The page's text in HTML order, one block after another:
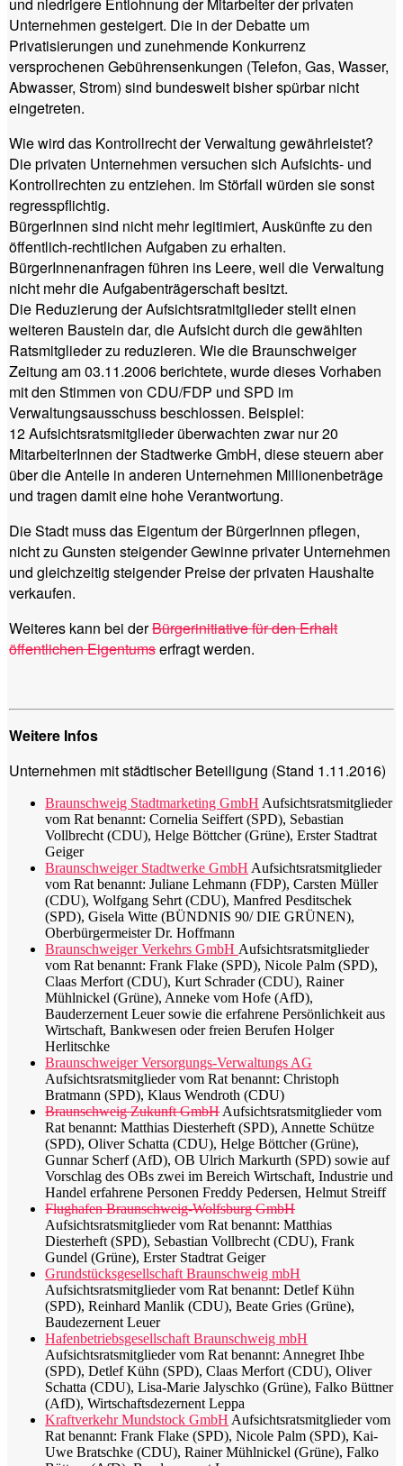
Unternehmen gesteigert. Die in der Debatte um
Privatisierungen und zunehmende Konkurrenz
versprochenen Gebührensenkungen (Telefon, Gas, Wasser,
Abwasser, Strom) sind bundesweit bisher spürbar nicht
eingetreten.
Wie wird das Kontrollrecht der Verwaltung gewährleistet?
Die privaten Unternehmen versuchen sich Aufsichts- und
Kontrollrechten zu entziehen. Im Störfall würden sie sonst
regresspflichtig.
BürgerInnen sind nicht mehr legitimiert, Auskünfte zu den
öffentlich-rechtlichen Aufgaben zu erhalten.
BürgerInnenanfragen führen ins Leere, weil die Verwaltung
nicht mehr die Aufgabenträgerschaft besitzt.
Die Reduzierung der Aufsichtsratmitglieder stellt einen
weiteren Baustein dar, die Aufsicht durch die gewählten
Ratsmitglieder zu reduzieren. Wie die Braunschweiger
Zeitung am 03.11.2006 berichtete, wurde dieses Vorhaben
mit den Stimmen von CDU/FDP und SPD im
Verwaltungsausschuss beschlossen. Beispiel:
12 Aufsichtsratsmitglieder überwachten zwar nur 20
MitarbeiterInnen der Stadtwerke GmbH, diese steuern aber
über die Anteile in anderen Unternehmen Millionenbeträge
und tragen damit eine hohe Verantwortung.
Die Stadt muss das Eigentum der BürgerInnen pflegen,
nicht zu Gunsten steigender Gewinne privater Unternehmen
und gleichzeitig steigender Preise der privaten Haushalte
verkaufen.
Weiteres kann bei derBürgerinitiative für den Erhalt
öffentlichen Eigentumserfragt werden.
Weitere Infos
Unternehmen mit städtischer Beteiligung (Stand 1.11.2016)
Braunschweig Stadtmarketing GmbH Aufsichtsratsmitglieder
vom Rat benannt: Cornelia Seiffert (SPD), Sebastian
Vollbrecht (CDU), Helge Böttcher (Grüne), Erster Stadtrat
Geiger
Braunschweiger Stadtwerke GmbH Aufsichtsratsmitglieder
vom Rat benannt: Juliane Lehmann (FDP), Carsten Müller
(CDU), Wolfgang Sehrt (CDU), Manfred Pesditschek
(SPD), Gisela Witte (BÜNDNIS 90/ DIE GRÜNEN),
Oberbürgermeister Dr. Hoffmann
Braunschweiger Verkehrs GmbH Aufsichtsratsmitglieder
vom Rat benannt: Frank Flake (SPD), Nicole Palm (SPD),
Claas Merfort (CDU), Kurt Schrader (CDU), Rainer
Mühlnickel (Grüne), Anneke vom Hofe (AfD),
Bauderzernent Leuer sowie die erfahrene Persönlichkeit aus
Wirtschaft, Bankwesen oder freien Berufen Holger
Herlitschke
Braunschweiger Versorgungs-Verwaltungs AG
Aufsichtsratsmitglieder vom Rat benannt: Christoph
Bratmann (SPD), Klaus Wendroth (CDU)
Braunschweig Zukunft GmbHAufsichtsratsmitglieder vom
Rat benannt: Matthias Diesterheft (SPD), Annette Schütze
(SPD), Oliver Schatta (CDU), Helge Böttcher (Grüne),
Gunnar Scherf (AfD), OB Ulrich Markurth (SPD) sowie auf
Vorschlag des OBs zwei im Bereich Wirtschaft, Industrie und
Handel erfahrene Personen Freddy Pedersen, Helmut Streiff
Flughafen Braunschweig-Wolfsburg GmbH
Aufsichtsratsmitglieder vom Rat benannt: Matthias
Diesterheft (SPD), Sebastian Vollbrecht (CDU), Frank
Gundel (Grüne), Erster Stadtrat Geiger
Grundstücksgesellschaft Braunschweig mbH
Aufsichtsratsmitglieder vom Rat benannt: Detlef Kühn
(SPD), Reinhard Manlik (CDU), Beate Gries (Grüne),
Baudezernent Leuer
Hafenbetriebsgesellschaft Braunschweig mbH
Aufsichtsratsmitglieder vom Rat benannt: Annegret Ihbe
(SPD), Detlef Kühn (SPD), Claas Merfort (CDU), Oliver
Schatta (CDU), Lisa-Marie Jalyschko (Grüne), Falko Büttner
(AfD), Wirtschaftsdezernent Leppa
Kraftverkehr Mundstock GmbH Aufsichtsratsmitglieder vom
Rat benannt: Frank Flake (SPD), Nicole Palm (SPD), Kai-
Uwe Bratschke (CDU), Rainer Mühlnickel (Grüne), Falko